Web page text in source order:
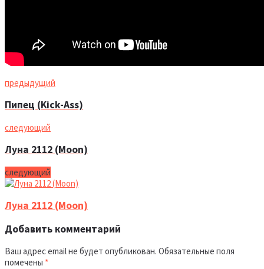
предыдущий
Пипец (Kick-Ass)
следующий
Луна 2112 (Moon)
следующий
Луна 2112 (Moon)
Добавить комментарий
Ваш адрес email не будет опубликован. Обязательные поля
помечены *